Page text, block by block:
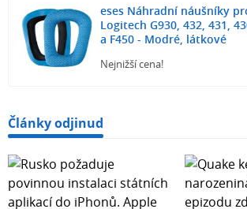
eses Náhradní náušníky
Logitech G930, 432, 431,
a F450 - Modré, látkové
Nejnižší cena!
Články odjinud